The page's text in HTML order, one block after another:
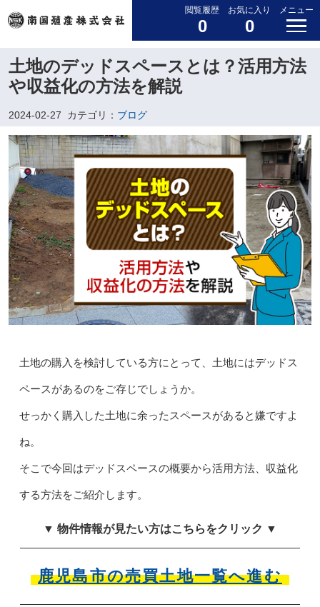
閲覧履歴
0
お気に入り
0
メニュー
土地のデッドスペースとは？活用方法
や収益化の方法を解説
2024-02-27 カテゴリ： ブログ
土地の購入を検討している方にとって、土地にはデッドス
ペースがあるのをご存じでしょうか。
せっかく購入した土地に余ったスペースがあると嫌ですよ
ね。
そこで今回はデッドスペースの概要から活用方法、収益化
する方法をご紹介します。
▼ 物件情報が見たい方はこちらをクリック ▼
鹿児島市の売買土地一覧へ進む